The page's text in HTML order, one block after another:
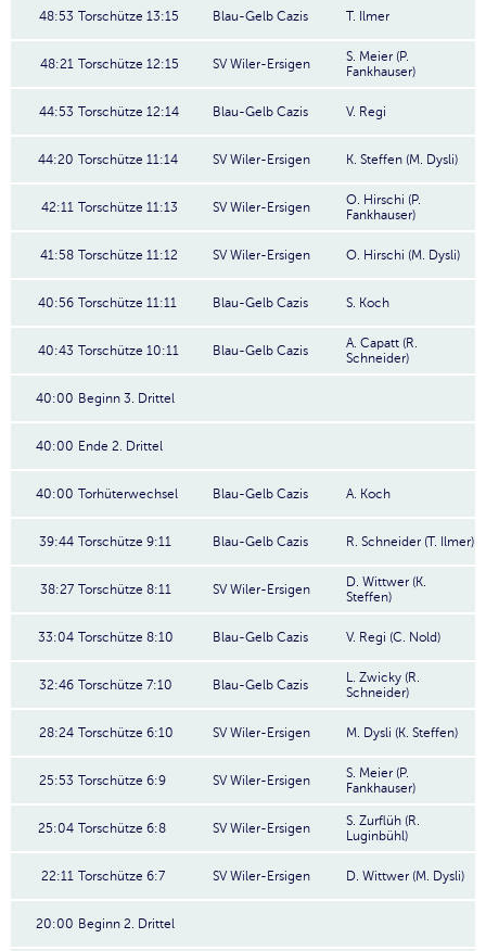
48:53 Torschütze 13:15 Blau-Gelb Cazis T. Ilmer
48:21 Torschütze 12:15 SV Wiler-Ersigen
S. Meier (P.
Fankhauser)
44:53 Torschütze 12:14 Blau-Gelb Cazis V. Regi
44:20 Torschütze 11:14 SV Wiler-Ersigen K. Steffen (M. Dysli)
42:11 Torschütze 11:13 SV Wiler-Ersigen
O. Hirschi (P.
Fankhauser)
41:58 Torschütze 11:12 SV Wiler-Ersigen O. Hirschi (M. Dysli)
40:56 Torschütze 11:11 Blau-Gelb Cazis S. Koch
40:43 Torschütze 10:11 Blau-Gelb Cazis
A. Capatt (R.
Schneider)
40:00 Beginn 3. Drittel
40:00 Ende 2. Drittel
40:00 Torhüterwechsel Blau-Gelb Cazis A. Koch
39:44 Torschütze 9:11 Blau-Gelb Cazis R. Schneider (T. Ilmer)
38:27 Torschütze 8:11 SV Wiler-Ersigen
D. Wittwer (K.
Steffen)
33:04 Torschütze 8:10 Blau-Gelb Cazis V. Regi (C. Nold)
32:46 Torschütze 7:10 Blau-Gelb Cazis
L. Zwicky (R.
Schneider)
28:24 Torschütze 6:10 SV Wiler-Ersigen M. Dysli (K. Steffen)
25:53 Torschütze 6:9 SV Wiler-Ersigen
S. Meier (P.
Fankhauser)
25:04 Torschütze 6:8 SV Wiler-Ersigen
S. Zurflüh (R.
Luginbühl)
22:11 Torschütze 6:7 SV Wiler-Ersigen D. Wittwer (M. Dysli)
20:00 Beginn 2. Drittel